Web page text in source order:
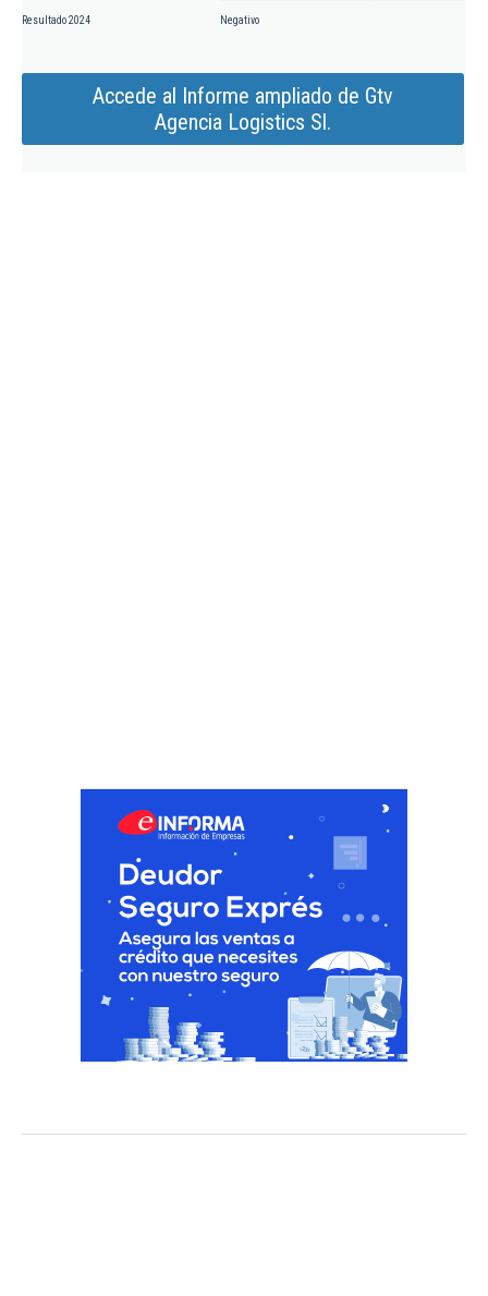
Resultado 2024 Negativo
Accede al Informe ampliado de Gtv
Agencia Logistics Sl.